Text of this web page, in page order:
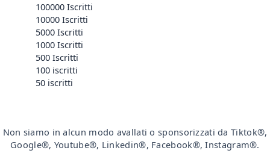
100000 Iscritti
10000 Iscritti
5000 Iscritti
1000 Iscritti
500 Iscritti
100 iscritti
50 iscritti
Non siamo in alcun modo avallati o sponsorizzati da Tiktok®,
Google®, Youtube®, Linkedin®, Facebook®, Instagram®.